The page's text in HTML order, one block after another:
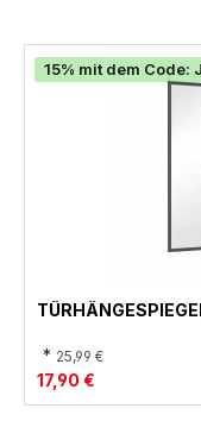
15% mit dem Code:
* 25,99 €
17,90 €